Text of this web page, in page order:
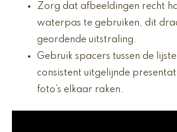
Zorg dat afbeeldingen recht
waterpas te gebruiken, dit
geordende uitstraling.
Gebruik spacers tussen de
consistent uitgelijnde
foto’s elkaar raken.